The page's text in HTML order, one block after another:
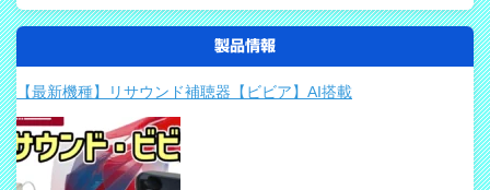
製品情報
【最新機種】リサウンド補聴器【ビビア】AI搭載